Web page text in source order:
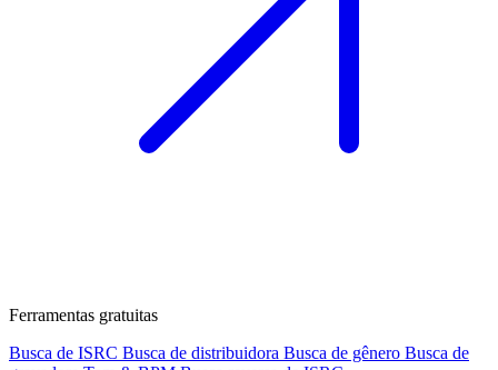
Ferramentas gratuitas
Busca de ISRC Busca de distribuidora Busca de gênero Busca de